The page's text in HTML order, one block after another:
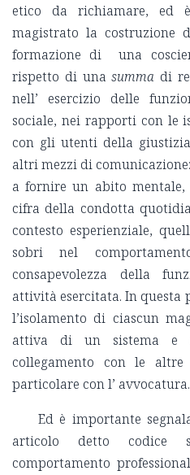
etico da richiamare,
magistrato la costruzione
formazione di una
rispetto di unasumma di
nell’ esercizio delle
sociale, nei rapporti con le
con gli utenti della
altri mezzi di
a fornire un abito
cifra della condotta
contesto esperienziale,
sobri nel
consapevolezza della
attività esercitata. In questa
l’isolamento di ciascun
attiva di un sistema e
collegamento con le
particolare con l’ avvocatura.
Ed è importante
articolo detto codice
comportamento